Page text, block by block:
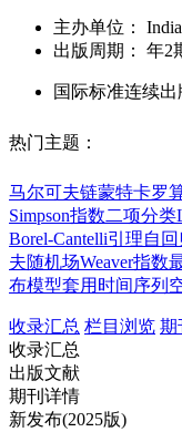
主办单位：
出版周期：
年2
国际标准连续
热门主题：
马尔可夫链蒙特卡罗
Simpson指数二项分类
Borel-Cantelli引理自
夫随机场Weaver指数
布模型套用 时间序列
收录汇总 栏目浏览 期
收录汇总
出版文献
期刊详情
新发布(2025版)